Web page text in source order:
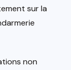
sur la
non